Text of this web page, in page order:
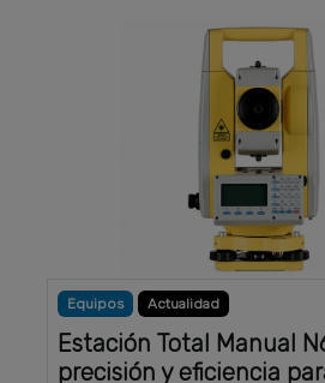
Equipos Actualidad
Estación Total Manual
precisión y eficiencia